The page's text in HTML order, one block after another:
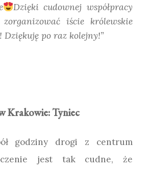
Dzięki cudownej współpracy
zorganizować iście królewskie
Dziękuję po raz kolejny!”
Krakowie: Tyniec
godziny drogi z centrum
jest tak cudne, że